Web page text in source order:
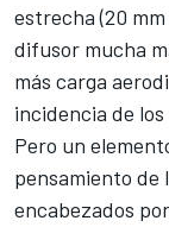
estrecha (20
difusor mucha
más carga
incidencia de los
Pero un
pensamiento de
encabezados